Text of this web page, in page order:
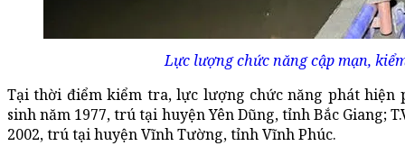
Lực lượng chức năng cập mạn,
Tại thời điểm kiểm tra, lực lượng chức năng phát hiện
sinh năm 1977, trú tại huyện Yên Dũng, tỉnh Bắc Giang;
2002, trú tại huyện Vĩnh Tường, tỉnh Vĩnh Phúc.